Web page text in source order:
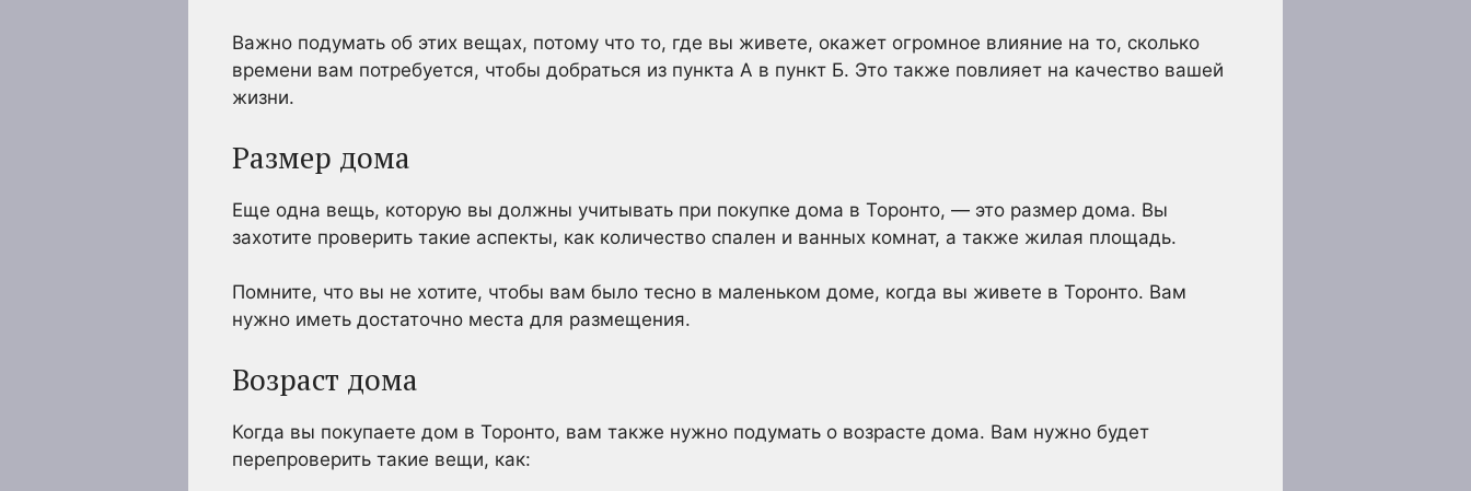
Важно подумать об этих вещах, потому что то, где вы живете, окажет огромное влияние на то, сколько
времени вам потребуется, чтобы добраться из пункта А в пункт Б. Это также повлияет на качество вашей
жизни.
Размер дома
Еще одна вещь, которую вы должны учитывать при покупке дома в Торонто, — это размер дома. Вы
захотите проверить такие аспекты, как количество спален и ванных комнат, а также жилая площадь.
Помните, что вы не хотите, чтобы вам было тесно в маленьком доме, когда вы живете в Торонто. Вам
нужно иметь достаточно места для размещения.
Возраст дома
Когда вы покупаете дом в Торонто, вам также нужно подумать о возрасте дома. Вам нужно будет
перепроверить такие вещи, как: